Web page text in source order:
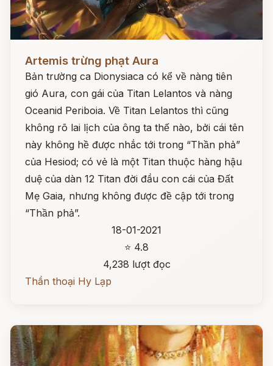
Artemis trừng phạt Aura
Bản trường ca Dionysiaca có kể về nàng tiên
gió Aura, con gái của Titan Lelantos và nàng
Oceanid Periboia. Về Titan Lelantos thì cũng
không rõ lai lịch của ông ta thế nào, bởi cái tên
này không hề được nhắc tới trong “Thần phả”
của Hesiod; có vẻ là một Titan thuộc hàng hậu
duệ của dàn 12 Titan đời đầu con cái của Đất
Mẹ Gaia, nhưng không được đề cập tới trong
“Thần phả”.
18-01-2021
⭐ 4.8
4,238 lượt đọc
Thần thoại Hy Lạp